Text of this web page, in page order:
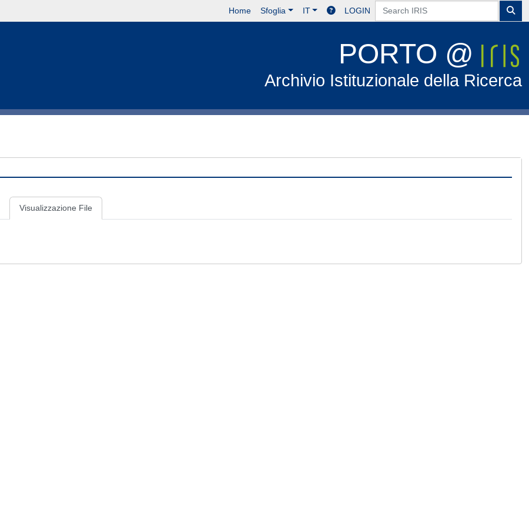
Home Sfoglia IT LOGIN
PORTO @
Archivio Istituzionale della Ricerca
Visualizzazione File